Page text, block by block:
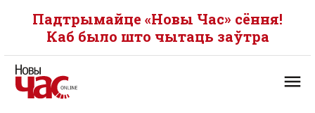
Падтрымайце «Новы Час» сёння!
Каб было што чытаць заўтра